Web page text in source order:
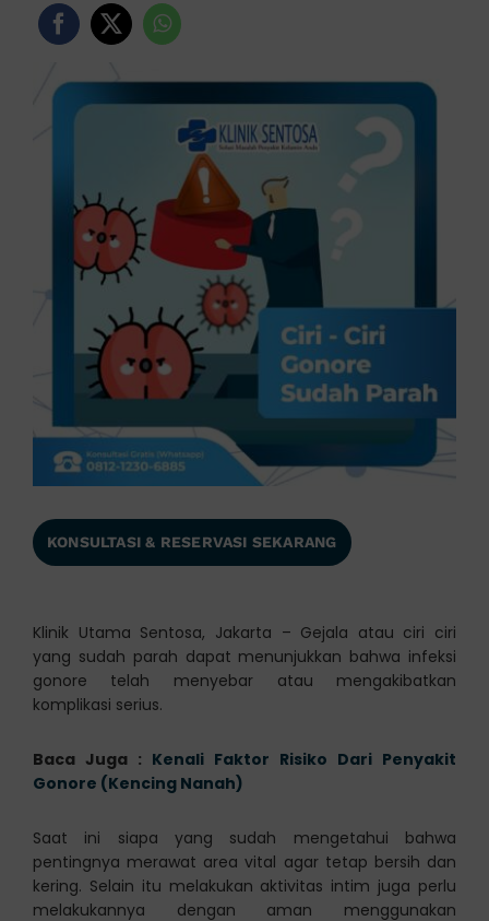
KONSULTASI & RESERVASI SEKARANG
Klinik Utama Sentosa, Jakarta – Gejala atau ciri ciri
yang sudah parah dapat menunjukkan bahwa infeksi
gonore telah menyebar atau mengakibatkan
komplikasi serius.
Baca Juga : Kenali Faktor Risiko Dari Penyakit
Gonore (Kencing Nanah)
Saat ini siapa yang sudah mengetahui bahwa
pentingnya merawat area vital agar tetap bersih dan
kering. Selain itu melakukan aktivitas intim juga perlu
melakukannya dengan aman menggunakan